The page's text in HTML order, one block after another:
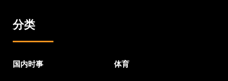
分类
国内时事 体育